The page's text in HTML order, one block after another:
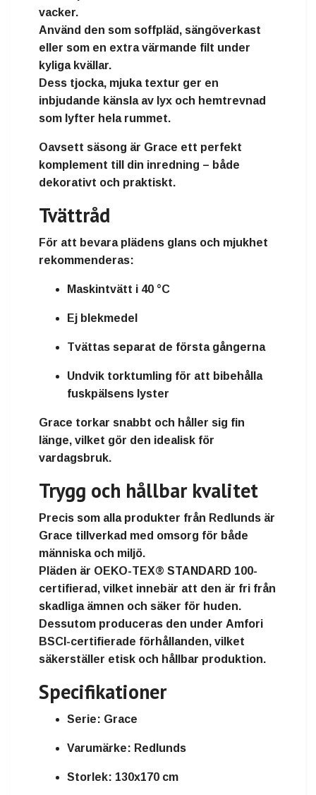
vacker.
Använd den som soffpläd, sängöverkast
eller som en extra värmande filt under
kyliga kvällar.
Dess tjocka, mjuka textur ger en
inbjudande känsla av lyx och hemtrevnad
som lyfter hela rummet.
Oavsett säsong är Grace ett perfekt
komplement till din inredning – både
dekorativt och praktiskt.
Tvättråd
För att bevara plädens glans och mjukhet
rekommenderas:
Maskintvätt i 40 °C
Ej blekmedel
Tvättas separat de första gångerna
Undvik torktumling för att bibehålla
fuskpälsens lyster
Grace torkar snabbt och håller sig fin
länge, vilket gör den idealisk för
vardagsbruk.
Trygg och hållbar kvalitet
Precis som alla produkter från Redlunds är
Grace tillverkad med omsorg för både
människa och miljö.
Pläden är OEKO-TEX® STANDARD 100-
certifierad , vilket innebär att den är fri från
skadliga ämnen och säker för huden.
Dessutom produceras den under Amfori
BSCI-certifierade förhållanden, vilket
säkerställer etisk och hållbar produktion.
Specifikationer
Serie: Grace
Varumärke: Redlunds
Storlek: 130x170 cm